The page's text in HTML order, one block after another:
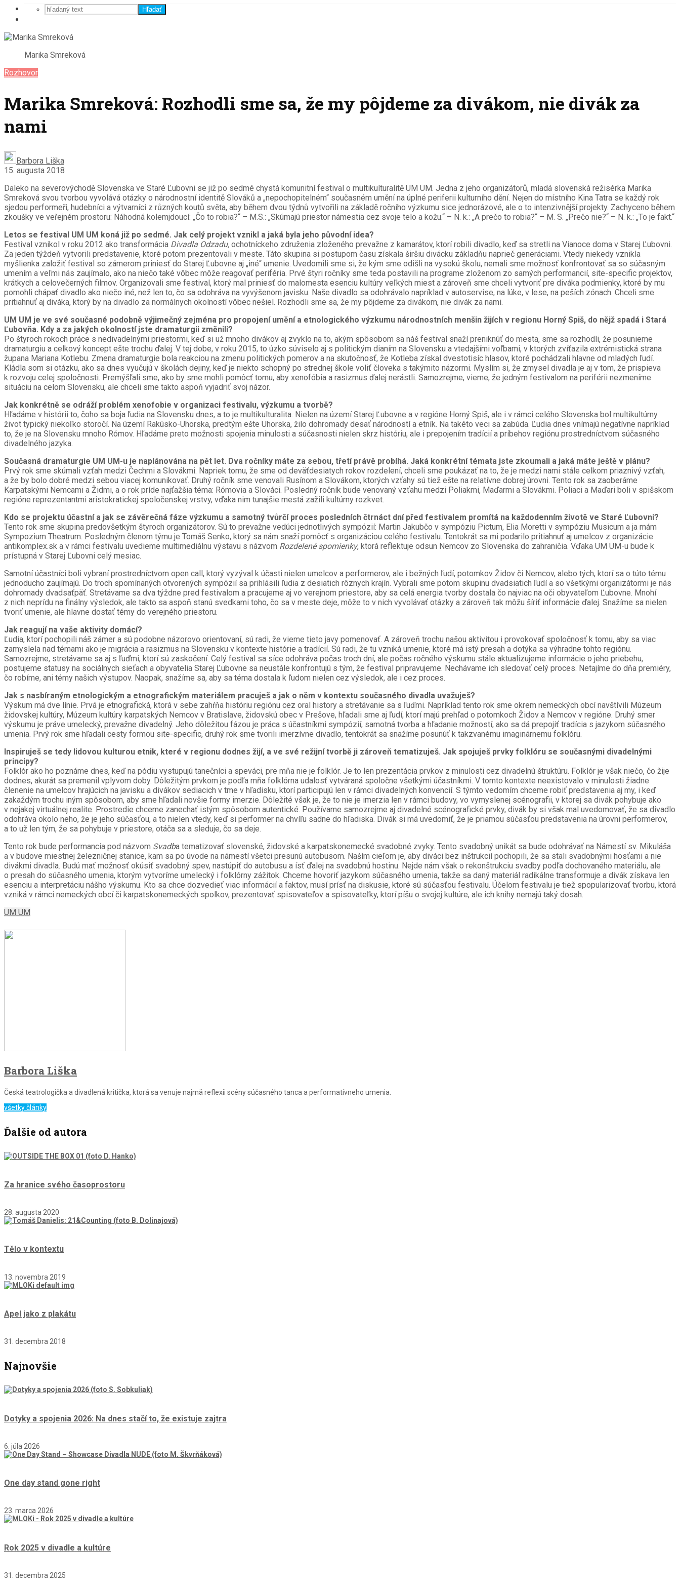
Hľadať
Marika Smreková
Rozhovor
Marika Smreková: Rozhodli sme sa, že my pôjdeme za divákom, nie divák za
nami
Barbora Liška
15. augusta 2018
Daleko na severovýchodě Slovenska ve Staré Ľubovni se již po sedmé chystá komunitní festival o multikulturalitě UM UM. Jedna z jeho organizátorů, mladá slovenská režisérka Marika
Smreková svou tvorbou vyvolává otázky o národnostní identitě Slováků a „nepochopitelném“ současném umění na úplné periferii kulturního dění. Nejen do místního Kina Tatra se každý rok
sjedou performeři, hudebníci a výtvarníci z různých koutů světa, aby během dvou týdnů vytvořili na základě ročního výzkumu sice jednorázové, ale o to intenzivnější projekty. Zachyceno během
zkoušky ve veřejném prostoru: Náhodná kolemjdoucí: „Čo to robia?“ – M.S.: „Skúmajú priestor námestia cez svoje telo a kožu.“ – N. k.: „A prečo to robia?“ – M. S. „Prečo nie?“ – N. k.: „To je fakt.“
Letos se festival UM UM koná již po sedmé. Jak celý projekt vznikl a jaká byla jeho původní idea?
Festival vznikol v roku 2012 ako transformácia Divadla Odzadu, ochotníckeho združenia zloženého prevažne z kamarátov, ktorí robili divadlo, keď sa stretli na Vianoce doma v Starej Ľubovni.
Za jeden týždeň vytvorili predstavenie, ktoré potom prezentovali v meste. Táto skupina si postupom času získala širšiu divácku základňu naprieč generáciami. Vtedy niekedy vznikla
myšlienka založiť festival so zámerom priniesť do Starej Ľubovne aj „iné“ umenie. Uvedomili sme si, že kým sme odišli na vysokú školu, nemali sme možnosť konfrontovať sa so súčasným
umením a veľmi nás zaujímalo, ako na niečo také vôbec môže reagovať periféria. Prvé štyri ročníky sme teda postavili na programe zloženom zo samých performancií, site-specific projektov,
krátkych a celovečerných filmov. Organizovali sme festival, ktorý mal priniesť do malomesta esenciu kultúry veľkých miest a zároveň sme chceli vytvoriť pre diváka podmienky, ktoré by mu
pomohli chápať divadlo ako niečo iné, než len to, čo sa odohráva na vyvýšenom javisku. Naše divadlo sa odohrávalo napríklad v autoservise, na lúke, v lese, na peších zónach. Chceli sme
pritiahnuť aj diváka, ktorý by na divadlo za normálnych okolností vôbec nešiel. Rozhodli sme sa, že my pôjdeme za divákom, nie divák za nami.
UM UM je ve své současné podobně výjimečný zejména pro propojení umění a etnologického výzkumu národnostních menšin žijích v regionu Horný Spiš, do nějž spadá i Stará
Ľubovňa. Kdy a za jakých okolností jste dramaturgii změnili?
Po štyroch rokoch práce s nedivadelnými priestormi, keď si už mnoho divákov aj zvyklo na to, akým spôsobom sa náš festival snaží preniknúť do mesta, sme sa rozhodli, že posunieme
dramaturgiu a celkový koncept ešte trochu ďalej. V tej dobe, v roku 2015, to úzko súviselo aj s politickým dianím na Slovensku a vtedajšími voľbami, v ktorých zvíťazila extrémistická strana
župana Mariana Kotlebu. Zmena dramaturgie bola reakciou na zmenu politických pomerov a na skutočnosť, že Kotleba získal dvestotisíc hlasov, ktoré pochádzali hlavne od mladých ľudí.
Kládla som si otázku, ako sa dnes vyučujú v školách dejiny, keď je niekto schopný po strednej škole voliť človeka s takýmito názormi. Myslím si, že zmysel divadla je aj v tom, že prispieva
k rozvoju celej spoločnosti. Premýšľali sme, ako by sme mohli pomôcť tomu, aby xenofóbia a rasizmus ďalej nerástli. Samozrejme, vieme, že jedným festivalom na periférii nezmeníme
situáciu na celom Slovensku, ale chceli sme takto aspoň vyjadriť svoj názor.
Jak konkrétně se odráží problém xenofobie v organizaci festivalu, výzkumu a tvorbě?
Hľadáme v histórii to, čoho sa boja ľudia na Slovensku dnes, a to je multikulturalita. Nielen na území Starej Ľubovne a v regióne Horný Spiš, ale i v rámci celého Slovenska bol multikultúrny
život typický niekoľko storočí. Na území Rakúsko-Uhorska, predtým ešte Uhorska, žilo dohromady desať národností a etník. Na takéto veci sa zabúda. Ľudia dnes vnímajú negatívne napríklad
to, že je na Slovensku mnoho Rómov. Hľadáme preto možnosti spojenia minulosti a súčasnosti nielen skrz históriu, ale i prepojením tradícií a príbehov regiónu prostredníctvom súčasného
divadelného jazyka.
Současná dramaturgie UM UM-u je naplánována na pět let. Dva ročníky máte za sebou, třetí právě probíhá. Jaká konkrétní témata jste zkoumali a jaká máte ještě v plánu?
Prvý rok sme skúmali vzťah medzi Čechmi a Slovákmi. Napriek tomu, že sme od deväťdesiatych rokov rozdelení, chceli sme poukázať na to, že je medzi nami stále celkom priaznivý vzťah,
a že by bolo dobré medzi sebou viacej komunikovať. Druhý ročník sme venovali Rusínom a Slovákom, ktorých vzťahy sú tiež ešte na relatívne dobrej úrovni. Tento rok sa zaoberáme
Karpatskými Nemcami a Židmi, a o rok príde najťažšia téma: Rómovia a Slováci. Posledný ročník bude venovaný vzťahu medzi Poliakmi, Maďarmi a Slovákmi. Poliaci a Maďari boli v spišskom
regióne reprezentantmi aristokratickej spoločenskej vrstvy, vďaka nim tunajšie mestá zažili kultúrny rozkvet.
Kdo se projektu účastní a jak se závěrečná fáze výzkumu a samotný tvůrčí proces posledních čtrnáct dní před festivalem promítá na každodenním životě ve Staré Ľubovni?
Tento rok sme skupina predovšetkým štyroch organizátorov. Sú to prevažne vedúci jednotlivých sympózií: Martin Jakubčo v sympóziu Pictum, Elia Moretti v sympóziu Musicum a ja mám
Sympozium Theatrum. Posledným členom týmu je Tomáš Senko, ktorý sa nám snaží pomôcť s organizáciou celého festivalu. Tentokrát sa mi podarilo pritiahnuť aj umelcov z organizácie
antikomplex.sk a v rámci festivalu uvedieme multimediálnu výstavu s názvom Rozdelené spomienky, ktorá reflektuje odsun Nemcov zo Slovenska do zahraničia. Vďaka UM UM-u bude k
prístupná v Starej Ľubovni celý mesiac.
Samotní účastníci boli vybraní prostredníctvom open call, ktorý vyzýval k účasti nielen umelcov a performerov, ale i bežných ľudí, potomkov Židov či Nemcov, alebo tých, ktorí sa o túto tému
jednoducho zaujímajú. Do troch spomínaných otvorených sympózií sa prihlásili ľudia z desiatich rôznych krajín. Vybrali sme potom skupinu dvadsiatich ľudí a so všetkými organizátormi je nás
dohromady dvadsaťpäť. Stretávame sa dva týždne pred festivalom a pracujeme aj vo verejnom priestore, aby sa celá energia tvorby dostala čo najviac na oči obyvateľom Ľubovne. Mnohí
z nich neprídu na finálny výsledok, ale takto sa aspoň stanú svedkami toho, čo sa v meste deje, môže to v nich vyvolávať otázky a zároveň tak môžu šíriť informácie ďalej. Snažíme sa nielen
tvoriť umenie, ale hlavne dostať témy do verejného priestoru.
Jak reagují na vaše aktivity domácí?
Ľudia, ktorí pochopili náš zámer a sú podobne názorovo orientovaní, sú radi, že vieme tieto javy pomenovať. A zároveň trochu našou aktivitou i provokovať spoločnosť k tomu, aby sa viac
zamyslela nad témami ako je migrácia a rasizmus na Slovensku v kontexte histórie a tradícií. Sú radi, že tu vzniká umenie, ktoré má istý presah a dotýka sa výhradne tohto regiónu.
Samozrejme, stretávame sa aj s ľuďmi, ktorí sú zaskočení. Celý festival sa síce odohráva počas troch dní, ale počas ročného výskumu stále aktualizujeme informácie o jeho priebehu,
postujeme statusy na sociálnych sieťach a obyvatelia Starej Ľubovne sa neustále konfrontujú s tým, že festival pripravujeme. Nechávame ich sledovať celý proces. Netajíme do dňa premiéry,
čo robíme, ani témy našich výstupov. Naopak, snažíme sa, aby sa téma dostala k ľudom nielen cez výsledok, ale i cez proces.
Jak s nasbíraným etnologickým a etnografickým materiálem pracuješ a jak o něm v kontextu současného divadla uvažuješ?
Výskum má dve línie. Prvá je etnografická, ktorá v sebe zahŕňa históriu regiónu cez oral history a stretávanie sa s ľuďmi. Napríklad tento rok sme okrem nemeckých obcí navštívili Múzeum
židovskej kultúry, Múzeum kultúry karpatských Nemcov v Bratislave, židovskú obec v Prešove, hľadali sme aj ľudí, ktorí majú prehľad o potomkoch Židov a Nemcov v regióne. Druhý smer
výskumu je práve umelecký, prevažne divadelný. Jeho dôležitou fázou je práca s účastníkmi sympózií, samotná tvorba a hľadanie možností, ako sa dá prepojiť tradícia s jazykom súčasného
umenia. Prvý rok sme hľadali cesty formou site-specific, druhý rok sme tvorili imerzívne divadlo, tentokrát sa snažíme posunúť k takzvanému imaginárnemu folklóru.
Inspiruješ se tedy lidovou kulturou etnik, které v regionu dodnes žijí, a ve své režijní tvorbě ji zároveň tematizuješ. Jak spojuješ prvky folklóru se současnými divadelnými
principy?
Folklór ako ho poznáme dnes, keď na pódiu vystupujú tanečníci a speváci, pre mňa nie je folklór. Je to len prezentácia prvkov z minulosti cez divadelnú štruktúru. Folklór je však niečo, čo žije
dodnes, akurát sa premenil vplyvom doby. Dôležitým prvkom je podľa mňa folklórna udalosť vytváraná spoločne všetkými účastníkmi. V tomto kontexte neexistovalo v minulosti žiadne
členenie na umelcov hrajúcich na javisku a divákov sediacich v tme v hľadisku, ktorí participujú len v rámci divadelných konvencií. S týmto vedomím chceme robiť predstavenia aj my, i keď
zakaždým trochu iným spôsobom, aby sme hľadali novšie formy imerzie. Dôležité však je, že to nie je imerzia len v rámci budovy, vo vymyslenej scénografii, v ktorej sa divák pohybuje ako
v nejakej virtuálnej realite. Prostredie chceme zanechať istým spôsobom autentické. Používame samozrejme aj divadelné scénografické prvky, divák by si však mal uvedomovať, že sa divadlo
odohráva okolo neho, že je jeho súčasťou, a to nielen vtedy, keď si performer na chvíľu sadne do hľadiska. Divák si má uvedomiť, že je priamou súčasťou predstavenia na úrovni performerov,
a to už len tým, že sa pohybuje v priestore, otáča sa a sleduje, čo sa deje.
Tento rok bude performancia pod názvom Svadba tematizovať slovenské, židovské a karpatskonemecké svadobné zvyky. Tento svadobný unikát sa bude odohrávať na Námestí sv. Mikuláša
a v budove miestnej železničnej stanice, kam sa po úvode na námestí všetci presunú autobusom. Naším cieľom je, aby diváci bez inštrukcií pochopili, že sa stali svadobnými hosťami a nie
divákmi divadla. Budú mať možnosť okúsiť svadobný spev, nastúpiť do autobusu a ísť ďalej na svadobnú hostinu. Nejde nám však o rekonštrukciu svadby podľa dochovaného materiálu, ale
o presah do súčasného umenia, ktorým vytvoríme umelecký i folklórny zážitok. Chceme hovoriť jazykom súčasného umenia, takže sa daný materiál radikálne transformuje a divák získava len
esenciu a interpretáciu nášho výskumu. Kto sa chce dozvedieť viac informácií a faktov, musí prísť na diskusie, ktoré sú súčasťou festivalu. Účelom festivalu je tiež spopularizovať tvorbu, ktorá
vzniká v rámci nemeckých obcí či karpatskonemeckých spolkov, prezentovať spisovateľov a spisovateľky, ktorí píšu o svojej kultúre, ale ich knihy nemajú taký dosah.
UM UM
Barbora Liška
Česká teatrologička a divadlená kritička, ktorá sa venuje najmä reflexii scény súčasného tanca a performatívneho umenia.
všetky články
Ďalšie od autora
Za hranice svého časoprostoru
28. augusta 2020
Tělo v kontextu
13. novembra 2019
Apel jako z plakátu
31. decembra 2018
Najnovšie
Dotyky a spojenia 2026: Na dnes stačí to, že existuje zajtra
6. júla 2026
One day stand gone right
23. marca 2026
Rok 2025 v divadle a kultúre
31. decembra 2025